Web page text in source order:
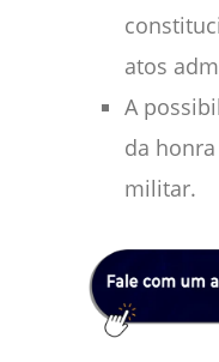
atos
A
da
militar.